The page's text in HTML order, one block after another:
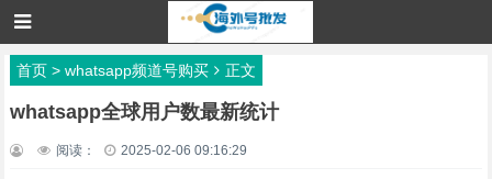
首页> whatsapp频道号购买 正文
whatsapp全球用户数最新统计
阅读： 2025-02-06 09:16:29